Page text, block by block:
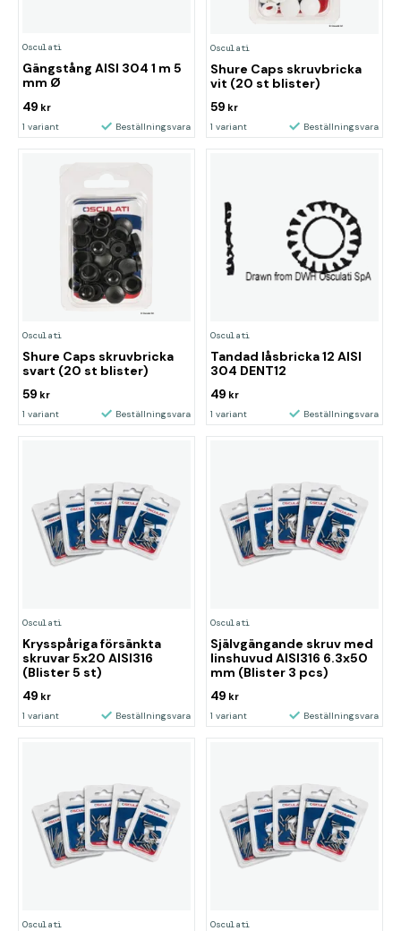
Osculati
Gängstång AISI 304 1 m 5
mm Ø
49 kr
1 variant Beställningsvara
Osculati
Shure Caps skruvbricka
vit (20 st blister)
59 kr
1 variant Beställningsvara
Osculati
Shure Caps skruvbricka
svart (20 st blister)
59 kr
1 variant Beställningsvara
Osculati
Tandad låsbricka 12 AISI
304 DENT12
49 kr
1 variant Beställningsvara
Osculati
Krysspåriga försänkta
skruvar 5x20 AISI316
(Blister 5 st)
49 kr
1 variant Beställningsvara
Osculati
Självgängande skruv med
linshuvud AISI316 6.3x50
mm (Blister 3 pcs)
49 kr
1 variant Beställningsvara
Osculati Osculati